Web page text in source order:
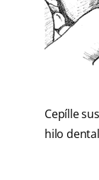
Cepílle
hilo